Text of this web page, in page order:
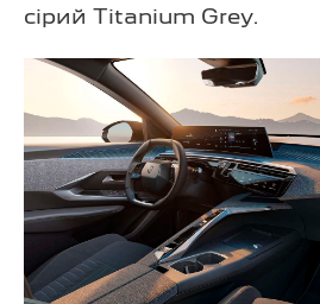
сірий Titanium Grey.